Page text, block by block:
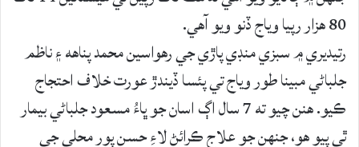
80 هزار رپيا وياج ڏنو ويو آهي.
رتيديري ۾ سبزي منڊي پاڙي جي رهواسين محمد پناهه ۽ ناظم
جلباڻي مبينا طور وياج تي پئسا ڏيندڙ عورت خلاف احتجاج
ڪيو. هنن چيو ته 7 سال اڳ اسان جو ڀاءُ مسعود جلباڻي بيمار
ٿي پيو هو، جنهن جو علاج ڪرائڻ لاءِ حسن پور محلي جي